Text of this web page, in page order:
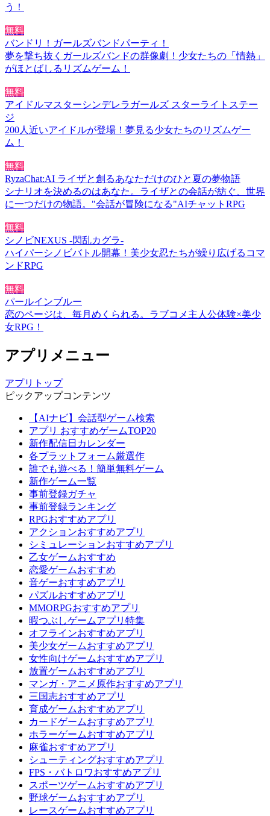
う！
無料
バンドリ！ガールズバンドパーティ！
夢を撃ち抜くガールズバンドの群像劇！少女たちの「情熱」
がほとばしるリズムゲーム！
無料
アイドルマスターシンデレラガールズ スターライトステー
ジ
200人近いアイドルが登場！夢見る少女たちのリズムゲー
ム！
無料
RyzaChat:AI ライザと創るあなただけのひと夏の夢物語
シナリオを決めるのはあなた。ライザとの会話が紡ぐ、世界
に一つだけの物語。"会話が冒険になる"AIチャットRPG
無料
シノビNEXUS -閃乱カグラ-
ハイパーシノビバトル開幕！美少女忍たちが繰り広げるコマ
ンドRPG
無料
パールインブルー
恋のページは、毎月めくられる。ラブコメ主人公体験×美少
女RPG！
アプリメニュー
アプリトップ
ピックアップコンテンツ
【AIナビ】会話型ゲーム検索
アプリ おすすめゲームTOP20
新作配信日カレンダー
各プラットフォーム厳選作
誰でも遊べる！簡単無料ゲーム
新作ゲーム一覧
事前登録ガチャ
事前登録ランキング
RPGおすすめアプリ
アクションおすすめアプリ
シミュレーションおすすめアプリ
乙女ゲームおすすめ
恋愛ゲームおすすめ
音ゲーおすすめアプリ
パズルおすすめアプリ
MMORPGおすすめアプリ
暇つぶしゲームアプリ特集
オフラインおすすめアプリ
美少女ゲームおすすめアプリ
女性向けゲームおすすめアプリ
放置ゲームおすすめアプリ
マンガ・アニメ原作おすすめアプリ
三国志おすすめアプリ
育成ゲームおすすめアプリ
カードゲームおすすめアプリ
ホラーゲームおすすめアプリ
麻雀おすすめアプリ
シューティングおすすめアプリ
FPS・バトロワおすすめアプリ
スポーツゲームおすすめアプリ
野球ゲームおすすめアプリ
レースゲームおすすめアプリ